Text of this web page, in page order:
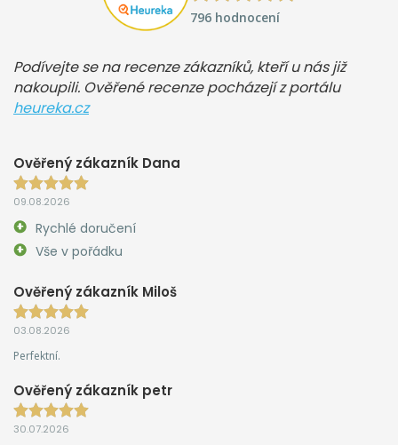
796 hodnocení
Podívejte se na recenze zákazníků, kteří u nás již
nakoupili. Ověřené recenze pocházejí z portálu
heureka.cz
Ověřený zákazník Dana
09.08.2026
Rychlé doručení
Vše v pořádku
Ověřený zákazník Miloš
03.08.2026
Perfektní.
Ověřený zákazník petr
30.07.2026